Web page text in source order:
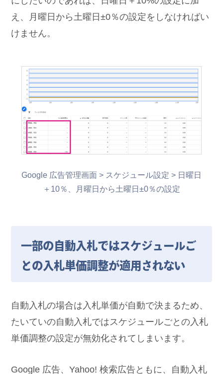
え、月曜日から土曜日±0％の設定をしなければい
けません。
Google 広告管理画面 > スケジュール設定 > 日曜日
＋10％、月曜日から土曜日±0％の設定
一部の自動入札ではスケジュールご
との入札単価調整が適用されない
自動入札の場合は入札単価が自動で決まるため、
たいていの自動入札ではスケジュールごとの入札
単価調整の設定が無効化されてしまいます。
Google 広告、Yahoo! 検索広告ともに、自動入札